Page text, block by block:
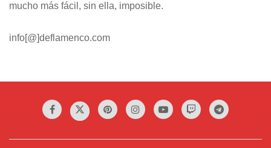
mucho más fácil, sin ella, imposible.
info[@]deflamenco.com